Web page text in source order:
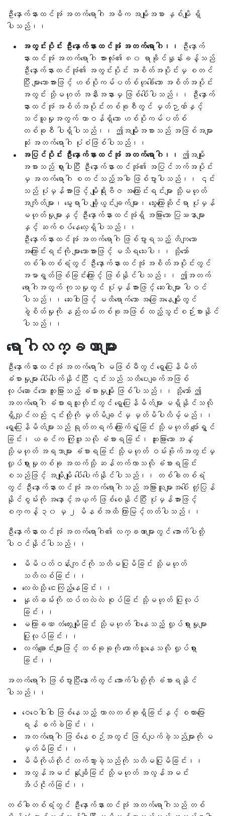
ဦးနှောက်နားထင်အုံ အတက်ရောဂါ အဓိက အမျိုးအစား နှစ်မျိုး ရှိ
ပါသည်၊၊
အတွင်းပိုင်း ဦးနှောက်နားထင်အုံ အတက်ရောဂါ၊၊
ဦးနှောက်
နားထင်အုံ အတက်ရောဂါ အားလုံး၏ ၈၀ ရာခိုင်နှုန်းခန့်သည်
ဦးနှောက်နားထင်အုံ၏ အတွင်းပိုင်း အစိတ်အပိုင်းမှ စတင်
ပြီး များသောအားဖြင့် ဟစ်ပိုကမ်ပတ်စ်ဟုခေါ်သော အစိတ်အပိုင်း
အတွင်း သို့မဟုတ် အနီးအနားမှ ဖြစ်ပေါ်ပါသည်၊၊ ဦးနှောက်
နားထင်အုံ အစိတ်အပိုင်းတစ်ခုစီတွင် မှတ်ဉာဏ်နှင့်
သင်ယူမှုအတွက် တာဝန်ရှိသော ဟစ်ပိုကမ်ပတ်စ်
တစ်ခုစီ ပါရှိပါသည်၊၊ ဤအမျိုးအစားသည် အဖြစ်အများ
ဆုံး အတက်ရောဂါ ပုံစံဖြစ်ပါသည်၊၊
အပြင်ပိုင်း ဦးနှောက်နားထင်အုံ အတက်ရောဂါ၊၊
ဤအမျိုး
အစားသည် ရှားပါးပြီး ဦးနှောက်နားထင်အုံ၏ အပြင်ဘက်အပိုင်း
မှ အတက်ရောဂါ စတင်သည့်အခါ ဖြစ်ပွားပါသည်၊၊ ၎င်း
သည် ပုံမှန်အားဖြင့် မျိုးရိုးဗီဇ အကြောင်းရင်းများ သို့မဟုတ်
အကျိတ်များ၊ မွေးရာပါ ချို့ယွင်းချက်များ၊ သွေးကြောဆိုင်ရာ ပုံမှန်
မဟုတ်မှုများနှင့် ဦးနှောက်နားထင်အုံရှိ အခြားသော ပြဿနာများ
နှင့် ဆက်စပ်နေလေ့ရှိပါသည်၊၊
ဦးနှောက်နားထင်အုံ အတက်ရောဂါ ဖြစ်ပွားရသည့် တိကျသော
အကြောင်းရင်းကို များသောအားဖြင့် မသိရသေးပါ၊၊ သို့သော်
တစ်ခါတစ်ရံတွင် ဦးနှောက်နားထင်အုံ အစိတ်အပိုင်းတွင်
အမာရွတ်ဖြစ်ခြင်းကြောင့် ဖြစ်နိုင်ပါသည်၊၊ ဤအတက်
ရောဂါအတွက် ကုသမှုတွင် ပုံမှန်အားဖြင့် ဆေးဝါးများ ပါဝင်
ပါသည်၊၊ ဆေးဝါးဖြင့် မထိရောက်သော အခြေအနေမျိုးတွင်
ခွဲစိတ်မှုကို နည်းလမ်းတစ်ခုအဖြစ် ထည့်သွင်းစဉ်းစားနိုင်
ပါသည်၊၊
ရောဂါလက္ခဏာများ
ဦးနှောက်နားထင်အုံ အတက်ရောဂါ မဖြစ်မီတွင် ရှေ့ပြေးနိမိတ်
ခံစားမှုများ ပေါ်ပေါက်နိုင်ပြီး ၎င်းသည် သတိပေးချက်အဖြစ်
လုပ်ဆောင်သော ထူးခြားသည့် ခံစားမှုမျိုး ဖြစ်ပါသည်၊၊ သို့သော် ဤ
အတက်ရောဂါ ခံစားရသူတိုင်းတွင် ရှေ့ပြေးနိမိတ်များ မရှိနိုင်သလို
ရှိလျှင်လည်း ၎င်းတို့ကို မှတ်မိချင်မှ မှတ်မိပါလိမ့်မည်၊၊
ရှေ့ပြေးနိမိတ်များသည် ရုတ်တရက် ကြောက်ရွံ့ခြင်း သို့မဟုတ် ပျော်ရွှင်
ခြင်း၊ ယခင်က ကြုံဖူးသလို ခံစားရခြင်း၊ ထူးခြားသော အနံ့
သို့မဟုတ် အရသာများ ခံစားရခြင်း သို့မဟုတ် ဝမ်းဗိုက်အတွင်းမှ
လှုပ်ရှားမှုတစ်ခု အထက်သို့ ဆန်တက်လာသလို ခံစားရခြင်း
စသည်ဖြင့် အမျိုးမျိုး ပေါ်ပေါက်နိုင်ပါသည်၊၊ တစ်ခါတစ်ရံ
တွင် ဦးနှောက်နားထင်အုံ အတက်ရောဂါသည် အခြားသူများအပေါ် တုံ့ပြန်
နိုင်စွမ်းကို အနှောင့်အယှက် ဖြစ်စေနိုင်ပြီး ပုံမှန်အားဖြင့်
စက္ကန့် ၃၀ မှ ၂ မိနစ်အထိ ကြာမြင့်တတ်ပါသည်၊၊
ဦးနှောက်နားထင်အုံ အတက်ရောဂါ၏ လက္ခဏာများတွင် အောက်ပါတို့
ပါဝင်နိုင်ပါသည်၊၊
မိမိပတ်ဝန်းကျင်ကို သတိမပြုမိခြင်း သို့မဟုတ်
သတိလစ်ခြင်း၊၊
လေထဲသို့ ငေးကြည့်နေခြင်း၊၊
နှုတ်ခမ်းကို ထပ်တလဲလဲ စုပ်ခြင်း သို့မဟုတ် ပြုလုပ်
ခြင်း၊၊
မကြာခဏ တံတွေးမျိုခြင်း သို့မဟုတ် ဝါးနေသည့် လှုပ်ရှားမှုများ
ပြုလုပ်ခြင်း၊၊
လက်ချောင်းများဖြင့် တစ်ခုခုကို ကောက်ယူနေသလို လှုပ်ရှား
ခြင်း၊၊
အတက်ရောဂါ ဖြစ်ပွားပြီးနောက်တွင် အောက်ပါတို့ကို ခံစားရနိုင်
ပါသည်၊၊
ဝေဝေဝါးဝါး ဖြစ်နေသည့် ကာလတစ်ခုရှိခြင်းနှင့် စကားပြော
ရန် ခက်ခဲခြင်း၊၊
အတက်ရောဂါ ဖြစ်နေစဉ်အတွင်း ဖြစ်ပျက်ခဲ့သည်များကို မ
မှတ်မိခြင်း၊၊
မိမိကိုယ်တိုင် တက်သွားခဲ့သည်ကို သတိမပြုမိခြင်း၊၊
အလွန်အမင်း နုံးချိခြင်း သို့မဟုတ် အလွန်အမင်း
အိပ်ငိုက်ခြင်း၊၊
တစ်ခါတစ်ရံတွင် ဦးနှောက်နားထင်အုံ အတက်ရောဂါသည် တစ်